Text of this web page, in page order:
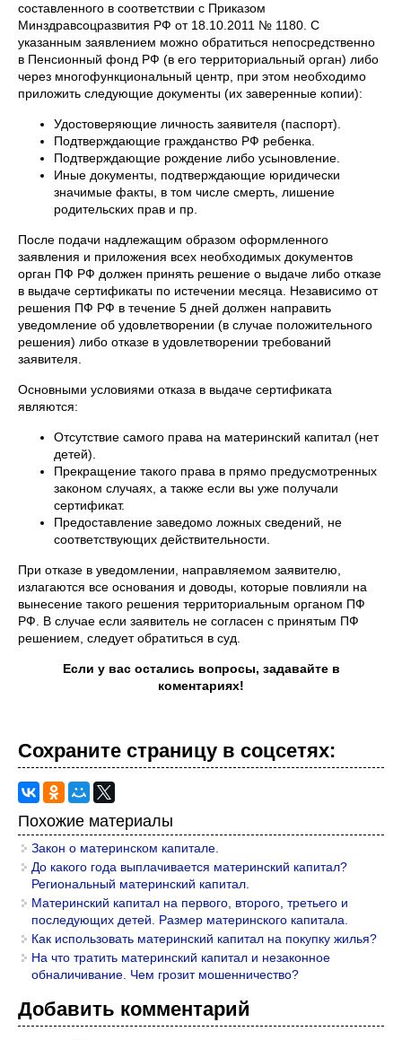
составленного в соответствии с Приказом
Минздравсоцразвития РФ от 18.10.2011 № 1180. С
указанным заявлением можно обратиться непосредственно
в Пенсионный фонд РФ (в его территориальный орган) либо
через многофункциональный центр, при этом необходимо
приложить следующие документы (их заверенные копии):
Удостоверяющие личность заявителя (паспорт).
Подтверждающие гражданство РФ ребенка.
Подтверждающие рождение либо усыновление.
Иные документы, подтверждающие юридически
значимые факты, в том числе смерть, лишение
родительских прав и пр.
После подачи надлежащим образом оформленного
заявления и приложения всех необходимых документов
орган ПФ РФ должен принять решение о выдаче либо отказе
в выдаче сертификаты по истечении месяца. Независимо от
решения ПФ РФ в течение 5 дней должен направить
уведомление об удовлетворении (в случае положительного
решения) либо отказе в удовлетворении требований
заявителя.
Основными условиями отказа в выдаче сертификата
являются:
Отсутствие самого права на материнский капитал (нет
детей).
Прекращение такого права в прямо предусмотренных
законом случаях, а также если вы уже получали
сертификат.
Предоставление заведомо ложных сведений, не
соответствующих действительности.
При отказе в уведомлении, направляемом заявителю,
излагаются все основания и доводы, которые повлияли на
вынесение такого решения территориальным органом ПФ
РФ. В случае если заявитель не согласен с принятым ПФ
решением, следует обратиться в суд.
Если у вас остались вопросы, задавайте в
коментариях!
Сохраните страницу в cоцcетях:
Похожие материалы
Закон о материнском капитале.
До какого года выплачивается материнский капитал?
Региональный материнский капитал.
Материнский капитал на первого, второго, третьего и
последующих детей. Размер материнского капитала.
Как использовать материнский капитал на покупку жилья?
На что тратить материнский капитал и незаконное
обналичивание. Чем грозит мошенничество?
Добавить комментарий